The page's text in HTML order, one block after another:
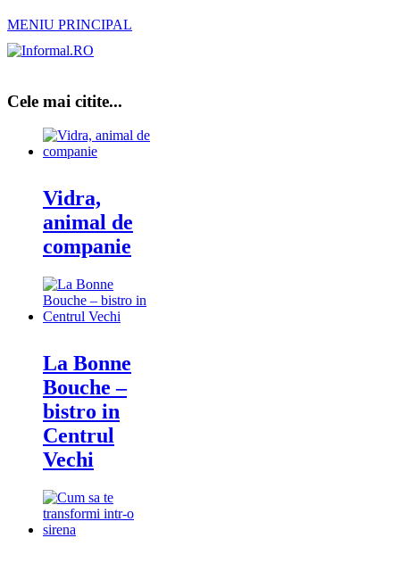
MENIU PRINCIPAL
Cele mai citite...
Vidra,
animal de
companie
La Bonne
Bouche –
bistro in
Centrul
Vechi